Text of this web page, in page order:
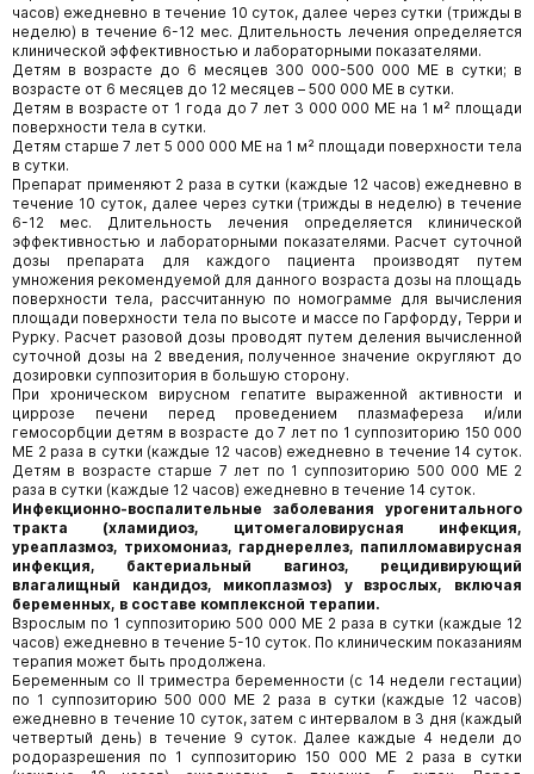
часов) ежедневно в течение 10 суток, далее через сутки (трижды в
неделю) в течение 6-12 мес. Длительность лечения определяется
клинической эффективностью и лабораторными показателями.
Детям в возрасте до 6 месяцев 300 000-500 000 МЕ в сутки; в
возрасте от 6 месяцев до 12 месяцев – 500 000 МЕ в сутки.
Детям в возрасте от 1 года до 7 лет 3 000 000 МЕ на 1 м² площади
поверхности тела в сутки.
Детям старше 7 лет 5 000 000 МЕ на 1 м² площади поверхности тела
в сутки.
Препарат применяют 2 раза в сутки (каждые 12 часов) ежедневно в
течение 10 суток, далее через сутки (трижды в неделю) в течение
6-12 мес. Длительность лечения определяется клинической
эффективностью и лабораторными показателями. Расчет суточной
дозы препарата для каждого пациента производят путем
умножения рекомендуемой для данного возраста дозы на площадь
поверхности тела, рассчитанную по номограмме для вычисления
площади поверхности тела по высоте и массе по Гарфорду, Терри и
Рурку. Расчет разовой дозы проводят путем деления вычисленной
суточной дозы на 2 введения, полученное значение округляют до
дозировки суппозитория в большую сторону.
При хроническом вирусном гепатите выраженной активности и
циррозе печени перед проведением плазмафереза и/или
гемосорбции детям в возрасте до 7 лет по 1 суппозиторию 150 000
МЕ 2 раза в сутки (каждые 12 часов) ежедневно в течение 14 суток.
Детям в возрасте старше 7 лет по 1 суппозиторию 500 000 МЕ 2
раза в сутки (каждые 12 часов) ежедневно в течение 14 суток.
Инфекционно-воспалительные заболевания урогенитального
тракта (хламидиоз, цитомегаловирусная инфекция,
уреаплазмоз, трихомониаз, гарднереллез, папилломавирусная
инфекция, бактериальный вагиноз, рецидивирующий
влагалищный кандидоз, микоплазмоз) у взрослых, включая
беременных, в составе комплексной терапии.
Взрослым по 1 суппозиторию 500 000 МЕ 2 раза в сутки (каждые 12
часов) ежедневно в течение 5-10 суток. По клиническим показаниям
терапия может быть продолжена.
Беременным со II триместра беременности (с 14 недели гестации)
по 1 суппозиторию 500 000 МЕ 2 раза в сутки (каждые 12 часов)
ежедневно в течение 10 суток, затем с интервалом в 3 дня (каждый
четвертый день) в течение 9 суток. Далее каждые 4 недели до
родоразрешения по 1 суппозиторию 150 000 МЕ 2 раза в сутки